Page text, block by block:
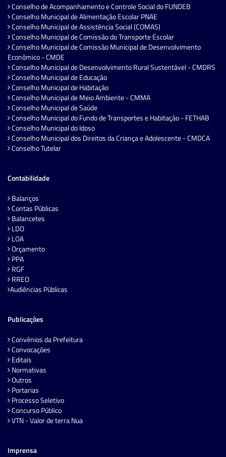
Conselho de Acompanhamento e Controle Social do FUNDEB
Conselho Municipal de Alimentação Escolar PNAE
Conselho Municipal de Assistência Social (COMAS)
Conselho Municipal de Comissão do Transporte Escolar
Conselho Municipal de Comissão Municipal de Desenvolvimento
Econômico - CMDE
Conselho Municipal de Desenvolvimento Rural Sustentável - CMDRS
Conselho Municipal de Educação
Conselho Municipal de Habitação
Conselho Municipal de Meio Ambiente - CMMA
Conselho Municipal de Saúde
Conselho Municipal do Fundo de Transportes e Habitação - FETHAB
Conselho Municipal do Idoso
Conselho Municipal dos Direitos da Criança e Adolescente - CMDCA
Conselho Tutelar
Contabilidade
Balanços
Contas Públicas
Balancetes
LDO
LOA
Orçamento
PPA
RGF
RREO
Audiências Públicas
Publicações
Convênios da Prefeitura
Convocações
Editais
Normativas
Outros
Portarias
Processo Seletivo
Concurso Público
VTN - Valor de terra Nua
Imprensa